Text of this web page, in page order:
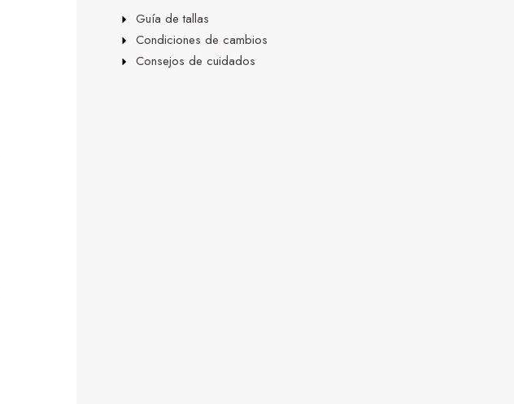
Guía de tallas
Condiciones de cambios
Consejos de cuidados